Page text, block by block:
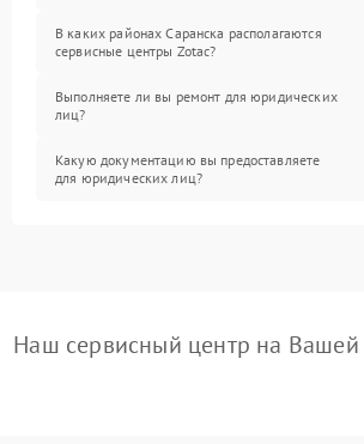
В каких районах Саранска располагаются
сервисные центры Zotac?
Выполняете ли вы ремонт для юридических
лиц?
Какую документацию вы предоставляете
для юридических лиц?
Наш сервисный центр на Вашей